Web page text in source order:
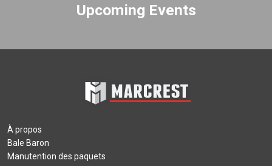
Upcoming Events
À propos
Bale Baron
Manutention des paquets